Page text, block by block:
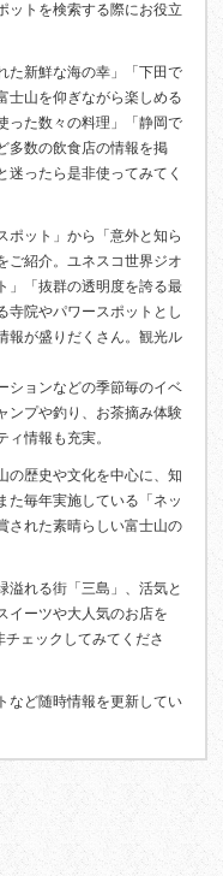
ットを検索する際にお役立
た新鮮な海の幸」「下田で
士山を仰ぎながら楽しめる
った数々の料理」「静岡で
多数の飲食店の情報を掲
迷ったら是非使ってみてく
ポット」から「意外と知ら
ご紹介。ユネスコ世界ジオ
」「抜群の透明度を誇る最
寺院やパワースポットとし
報が盛りだくさん。観光ル
ションなどの季節毎のイベ
ンプや釣り、お茶摘み体験
情報も充実。
の歴史や文化を中心に、知
た毎年実施している「ネッ
された素晴らしい富士山の
溢れる街「三島」、活気と
イーツや大人気のお店を
ェックしてみてくださ
など随時情報を更新してい